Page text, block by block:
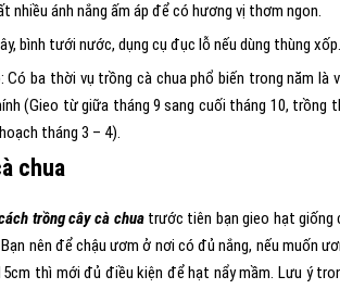
nhiều ánh nắng ấm áp để có hương vị thơm ngon.
bình tưới nước, dụng cụ đục lỗ nếu dùng thùng xốp.
ba thời vụ trồng cà chua phổ biến trong năm
(Gieo từ giữa tháng 9 sang cuối tháng 10, trồng
tháng 3 – 4).
chua
trồng cây cà chua trước tiên bạn gieo hạt giống
nên để chậu ươm ở nơi có đủ nắng, nếu muốn
thì mới đủ điều kiện để hạt nẩy mầm. Lưu ý